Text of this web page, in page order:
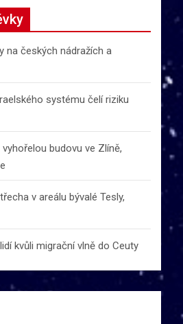
na českých nádražích a
systému čelí riziku
budovu ve Zlíně,
v areálu bývalé Tesly,
kvůli migrační vlně do Ceuty